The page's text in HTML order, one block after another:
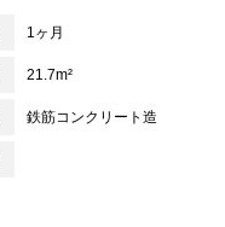
1ヶ月
21.7m²
鉄筋コンクリート造